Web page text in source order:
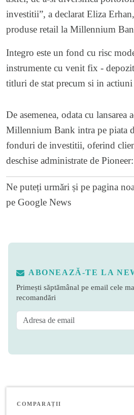
investitii”, a declarat Eliza
produse retail la Millennium
Integro este un fond cu risc
instrumente cu venit fix -
titluri de stat precum si in actiuni
De asemenea, odata cu lansarea
Millennium Bank intra pe piata
fonduri de investitii, oferind
deschise administrate de
Ne puteți urmări și pe pagina
pe Google News
ABONEAZĂ-TE LA
Primești săptămânal pe email cele
recomandări
COMPARAȚII